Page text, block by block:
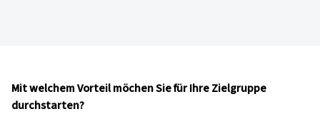
Mit welchem Vorteil möchen Sie für Ihre Zielgruppe
durchstarten?